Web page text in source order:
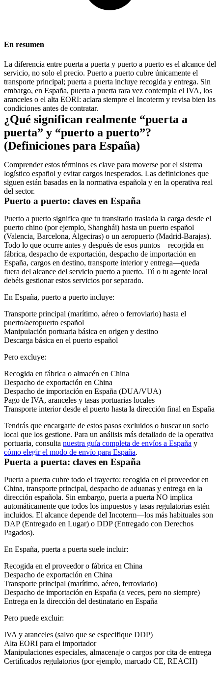
En resumen
La diferencia entre puerta a puerta y puerto a puerto es el alcance del
servicio, no solo el precio. Puerto a puerto cubre únicamente el
transporte principal; puerta a puerta incluye recogida y entrega. Sin
embargo, en España, puerta a puerta rara vez contempla el IVA, los
aranceles o el alta EORI: aclara siempre el Incoterm y revisa bien las
condiciones antes de contratar.
¿Qué significan realmente “puerta a
puerta” y “puerto a puerto”?
(Definiciones para España)
Comprender estos términos es clave para moverse por el sistema
logístico español y evitar cargos inesperados. Las definiciones que
siguen están basadas en la normativa española y en la operativa real
del sector.
Puerto a puerto: claves en España
Puerto a puerto significa que tu transitario traslada la carga desde el
puerto chino (por ejemplo, Shanghái) hasta un puerto español
(Valencia, Barcelona, Algeciras) o un aeropuerto (Madrid-Barajas).
Todo lo que ocurre antes y después de esos puntos—recogida en
fábrica, despacho de exportación, despacho de importación en
España, cargos en destino, transporte interior y entrega—queda
fuera del alcance del servicio puerto a puerto. Tú o tu agente local
debéis gestionar estos servicios por separado.
En España, puerto a puerto incluye:
Transporte principal (marítimo, aéreo o ferroviario) hasta el
puerto/aeropuerto español
Manipulación portuaria básica en origen y destino
Descarga básica en el puerto español
Pero excluye:
Recogida en fábrica o almacén en China
Despacho de exportación en China
Despacho de importación en España (DUA/VUA)
Pago de IVA, aranceles y tasas portuarias locales
Transporte interior desde el puerto hasta la dirección final en España
Tendrás que encargarte de estos pasos excluidos o buscar un socio
local que los gestione. Para un análisis más detallado de la operativa
portuaria, consulta nuestra guía completa de envíos a España y
cómo elegir el modo de envío para España.
Puerta a puerta: claves en España
Puerta a puerta cubre todo el trayecto: recogida en el proveedor en
China, transporte principal, despacho de aduanas y entrega en la
dirección española. Sin embargo, puerta a puerta NO implica
automáticamente que todos los impuestos y tasas regulatorias estén
incluidos. El alcance depende del Incoterm—los más habituales son
DAP (Entregado en Lugar) o DDP (Entregado con Derechos
Pagados).
En España, puerta a puerta suele incluir:
Recogida en el proveedor o fábrica en China
Despacho de exportación en China
Transporte principal (marítimo, aéreo, ferroviario)
Despacho de importación en España (a veces, pero no siempre)
Entrega en la dirección del destinatario en España
Pero puede excluir:
IVA y aranceles (salvo que se especifique DDP)
Alta EORI para el importador
Manipulaciones especiales, almacenaje o cargos por cita de entrega
Certificados regulatorios (por ejemplo, marcado CE, REACH)